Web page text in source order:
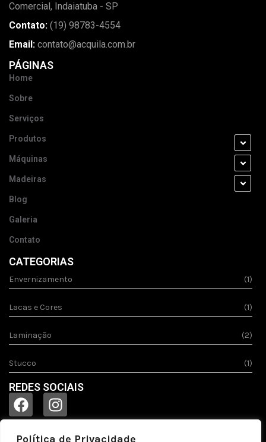
Política de Privacidade
Comercial, Indaiatuba - SP
Contato: (19) 98783-4554
Email: contato@acquila.com.br
PÁGINAS
Home
Sobre
Serviços
Produtos
Máquinas
Madeiras
Blog
Galeria
Contato
CATEGORIAS
Envernizamento (1)
Lacas e Cores (1)
Laminação (2)
Stucco (1)
REDES SOCIAIS